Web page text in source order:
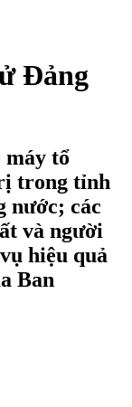
Đảng
máy tổ
trong tỉnh
nước; các
và người
hiệu quả
Ban